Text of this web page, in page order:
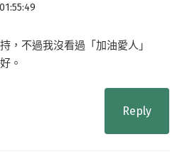
，不過我沒看過「加油愛人」
。
Reply